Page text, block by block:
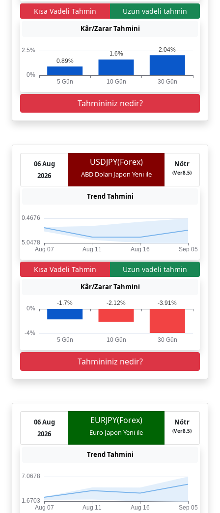
Kısa Vadeli Tahmin Uzun vadeli tahmin
Kâr/Zarar Tahmini
Tahmininiz nedir?
06 Aug
2026
USDJPY(Forex)
ABD Doları Japon Yeni ile
Nötr
(Ver8.5)
Trend Tahmini
Kısa Vadeli Tahmin Uzun vadeli tahmin
Kâr/Zarar Tahmini
Tahmininiz nedir?
06 Aug
2026
EURJPY(Forex)
Euro Japon Yeni ile
Nötr
(Ver8.5)
Trend Tahmini